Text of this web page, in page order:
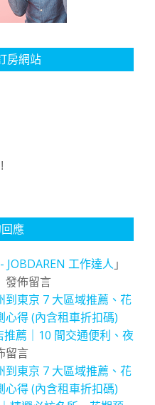
房網站
應
工作達人 」
發佈留言
到東京 7 大區域推薦、花
得 (內含租車折扣碼)
薦｜10 間交通便利、夜
留言
到東京 7 大區域推薦、花
得 (內含租車折扣碼)